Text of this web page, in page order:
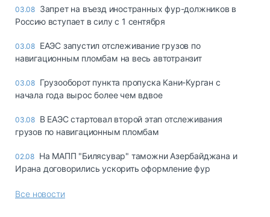
03.08 Запрет на въезд иностранных фур-должников в
Россию вступает в силу с 1 сентября
03.08 ЕАЭС запустил отслеживание грузов по
навигационным пломбам на весь автотранзит
03.08 Грузооборот пункта пропуска Кани-Курган с
начала года вырос более чем вдвое
03.08 В ЕАЭС стартовал второй этап отслеживания
грузов по навигационным пломбам
02.08 На МАПП "Билясувар" таможни Азербайджана и
Ирана договорились ускорить оформление фур
Все новости